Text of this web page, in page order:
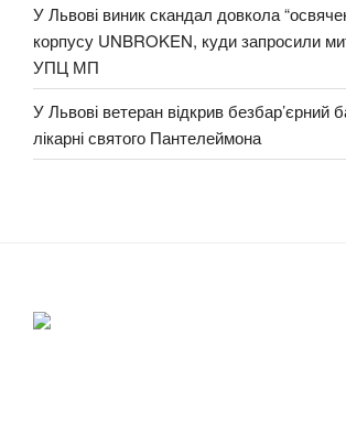
У Львові виник скандал довкола
корпусу UNBROKEN, куди запросили
УПЦ МП
У Львові ветеран відкрив безбар’єрний
лікарні святого Пантелеймона